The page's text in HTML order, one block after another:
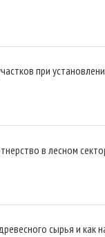
при
в лесном
сырья и как